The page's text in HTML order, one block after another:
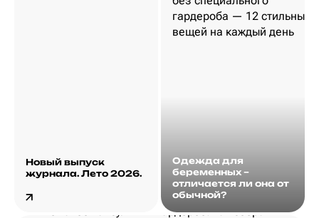
Новый выпуск
журнала. Лето 2026.
Одежда для
беременных –
отличается ли она от
обычной?